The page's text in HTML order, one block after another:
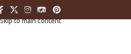
Skip to navigation
Skip to main content